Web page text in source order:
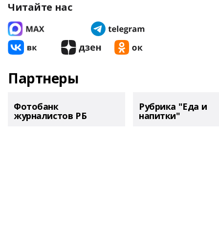
Читайте нас
Партнеры
Фотобанк
журналистов РБ
Рубрика "Еда и
напитки"